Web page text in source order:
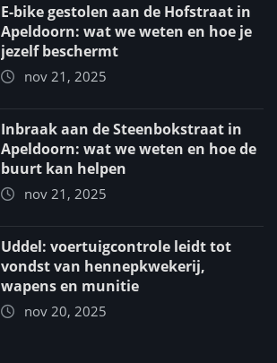
E-bike gestolen aan de Hofstraat in
Apeldoorn: wat we weten en hoe je
jezelf beschermt
nov 21, 2025
Inbraak aan de Steenbokstraat in
Apeldoorn: wat we weten en hoe de
buurt kan helpen
nov 21, 2025
Uddel: voertuigcontrole leidt tot
vondst van hennepkwekerij,
wapens en munitie
nov 20, 2025